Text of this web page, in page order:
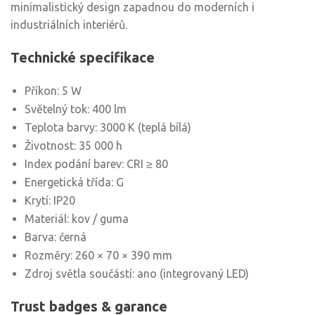
minimalistický design zapadnou do moderních i
industriálních interiérů.
Technické specifikace
Příkon: 5 W
Světelný tok: 400 lm
Teplota barvy: 3000 K (teplá bílá)
Životnost: 35 000 h
Index podání barev: CRI ≥ 80
Energetická třída: G
Krytí: IP20
Materiál: kov / guma
Barva: černá
Rozměry: 260 × 70 × 390 mm
Zdroj světla součástí: ano (integrovaný LED)
Trust badges & garance